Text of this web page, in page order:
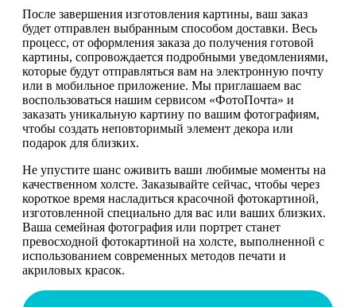
После завершения изготовления картины, ваш заказ
будет отправлен выбранным способом доставки. Весь
процесс, от оформления заказа до получения готовой
картины, сопровождается подробными уведомлениями,
которые будут отправляться вам на электронную почту
или в мобильное приложение. Мы приглашаем вас
воспользоваться нашим сервисом «ФотоПочта» и
заказать уникальную картину по вашим фотографиям,
чтобы создать неповторимый элемент декора или
подарок для близких.
Не упустите шанс оживить ваши любимые моменты на
качественном холсте. Заказывайте сейчас, чтобы через
короткое время насладиться красочной фотокартиной,
изготовленной специально для вас или ваших близких.
Ваша семейная фотография или портрет станет
превосходной фотокартиной на холсте, выполненной с
использованием современных методов печати и
акриловых красок.